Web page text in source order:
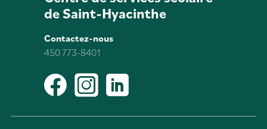
de Saint-Hyacinthe
Contactez-nous
450 773-8401
Facebook
Instagram
LinkedIn